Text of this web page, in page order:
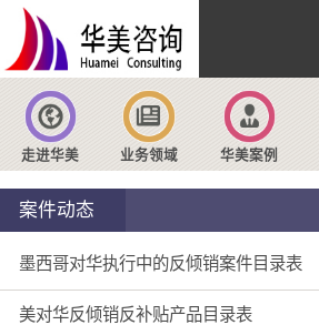
走进华美 业务领域 华美案例
案件动态
墨西哥对华执行中的反倾销案件目录表
美对华反倾销反补贴产品目录表